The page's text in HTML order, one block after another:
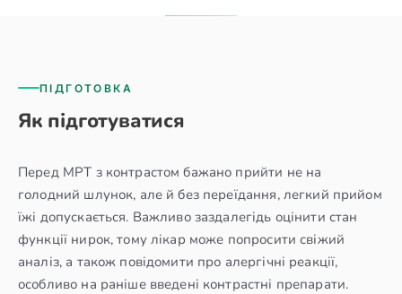
ПІДГОТОВКА
Як підготуватися
Перед МРТ з контрастом бажано прийти не на
голодний шлунок, але й без переїдання, легкий прийом
їжі допускається. Важливо заздалегідь оцінити стан
функції нирок, тому лікар може попросити свіжий
аналіз, а також повідомити про алергічні реакції,
особливо на раніше введені контрастні препарати.